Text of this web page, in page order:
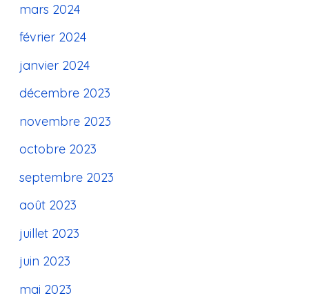
mars 2024
février 2024
janvier 2024
décembre 2023
novembre 2023
octobre 2023
septembre 2023
août 2023
juillet 2023
juin 2023
mai 2023